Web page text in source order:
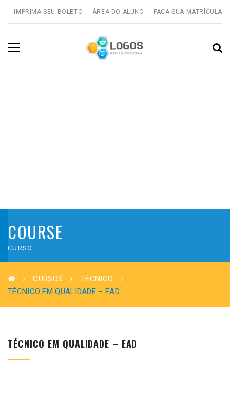
IMPRIMA SEU BOLETO ÁREA DO ALUNO FAÇA SUA MATRÍCULA
COURSE
CURSO
CURSOS
TÉCNICO
TÉCNICO EM QUALIDADE – EAD
TÉCNICO EM QUALIDADE – EAD